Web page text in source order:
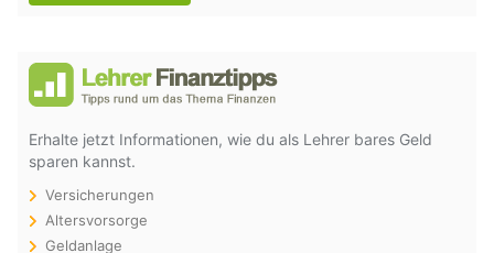
Erhalte jetzt Informationen, wie du als Lehrer bares Geld
sparen kannst.
Versicherungen
Altersvorsorge
Geldanlage